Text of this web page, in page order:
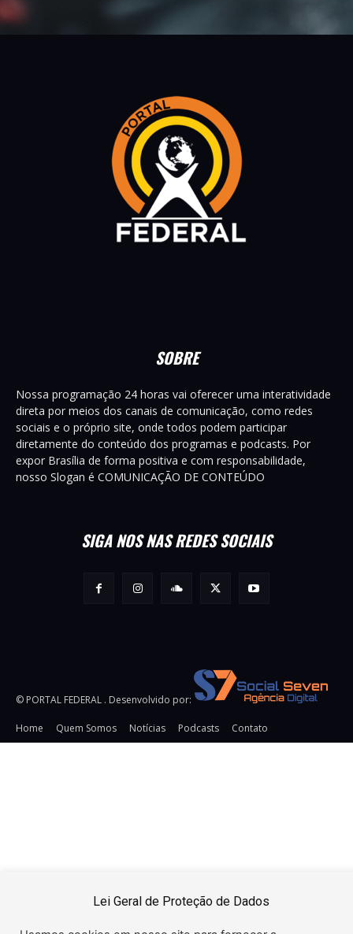
SOBRE
Nossa programação 24 horas vai oferecer uma interatividade
direta por meios dos canais de comunicação, como redes
sociais e o próprio site, onde todos podem participar
diretamente do conteúdo dos programas e podcasts. Por
expor Brasília de forma positiva e com responsabilidade,
nosso Slogan é COMUNICAÇÃO DE CONTEÚDO
SIGA NOS NAS REDES SOCIAIS
© PORTAL FEDERAL . Desenvolvido por:
Home Quem Somos Notícias Podcasts Contato
Lei Geral de Proteção de Dados
t=eyJiIjogOTI5LCAiZSI6ICJjbGljayJ9